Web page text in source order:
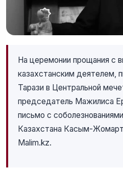
На церемонии прощания с
казахстанским деятелем,
Тарази в Центральной
председатель Мажилиса
письмо с
Казахстана Касым-
Malim.kz.